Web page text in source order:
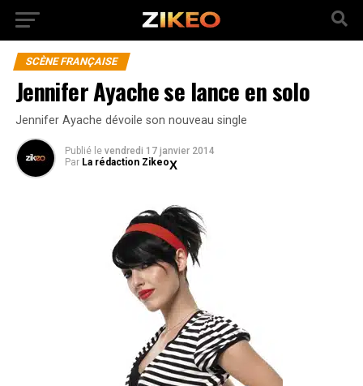
SCÈNE FRANÇAISE
Jennifer Ayache se lance en solo
Jennifer Ayache dévoile son nouveau single
Publié le vendredi 17 janvier 2014
Par La rédaction Zikeo